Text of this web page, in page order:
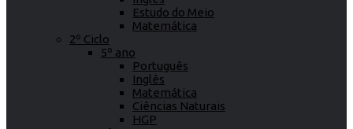
Estudo do Meio
Matemática
2º Ciclo
5º ano
Português
Inglês
Matemática
Ciências Naturais
HGP